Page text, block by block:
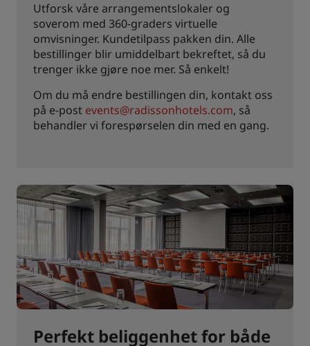
Utforsk våre arrangementslokaler og
soverom med 360-graders virtuelle
omvisninger. Kundetilpass pakken din. Alle
bestillinger blir umiddelbart bekreftet, så du
trenger ikke gjøre noe mer. Så enkelt!
Om du må endre bestillingen din, kontakt oss
på e-post events@radissonhotels.com, så
behandler vi forespørselen din med en gang.
Perfekt beliggenhet for både